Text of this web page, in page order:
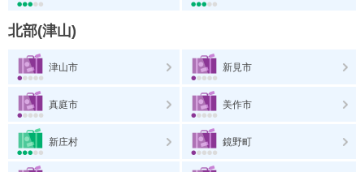
北部(津山)
津山市 新見市
真庭市 美作市
新庄村 鏡野町